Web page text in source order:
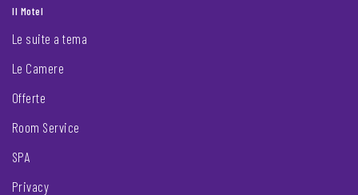
Il Motel
Le suite a tema
Le Camere
Offerte
Room Service
SPA
Privacy